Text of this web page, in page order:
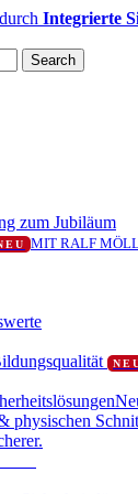
Integrierte
Search
zum Jubiläum
MIT RALF
physischen